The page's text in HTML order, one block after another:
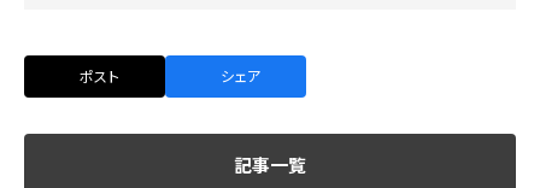
ポスト シェア
記事一覧